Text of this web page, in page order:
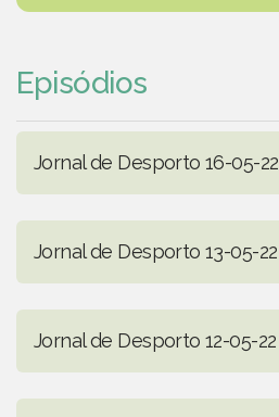
Episódios
Jornal de Desporto 16-05-22
Jornal de Desporto 13-05-22
Jornal de Desporto 12-05-22